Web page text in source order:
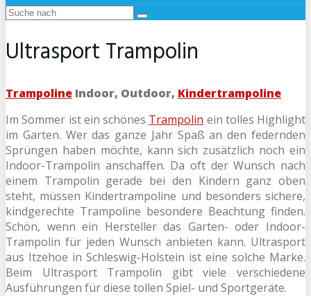
Ultrasport Trampolin
Trampoline Indoor, Outdoor, Kindertrampoline
Im Sommer ist ein schönes Trampolin ein tolles Highlight
im Garten. Wer das ganze Jahr Spaß an den federnden
Sprüngen haben möchte, kann sich zusätzlich noch ein
Indoor-Trampolin anschaffen. Da oft der Wunsch nach
einem Trampolin gerade bei den Kindern ganz oben
steht, müssen Kindertrampoline und besonders sichere,
kindgerechte Trampoline besondere Beachtung finden.
Schön, wenn ein Hersteller das Garten- oder Indoor-
Trampolin für jeden Wunsch anbieten kann. Ultrasport
aus Itzehoe in Schleswig-Holstein ist eine solche Marke.
Beim Ultrasport Trampolin gibt viele verschiedene
Ausführungen für diese tollen Spiel- und Sportgeräte.